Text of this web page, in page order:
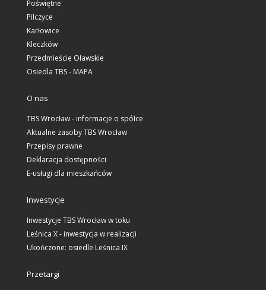
Poświętne
Pilczyce
Karłowice
Kleczków
Przedmieście Oławskie
Osiedla TBS - MAPA
O nas
TBS Wrocław - informacje o spółce
Aktualne zasoby TBS Wrocław
Przepisy prawne
Deklaracja dostępności
E-usługi dla mieszkańców
Inwestycje
Inwestycje TBS Wrocław w toku
Leśnica X - inwestycja w realizacji
Ukończone: osiedle Leśnica IX
Przetargi